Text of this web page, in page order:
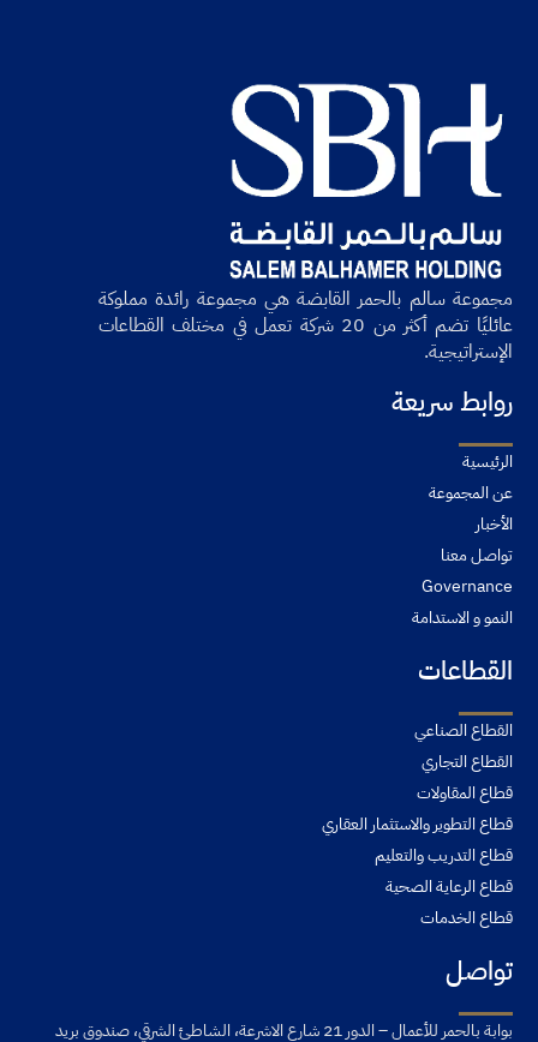
مجموعة سالم بالحمر القابضة هي مجموعة رائدة مملوكة
عائليًا تضم أكثر من 20 شركة تعمل في مختلف القطاعات
الإستراتيجية.
روابط سريعة
الرئيسية
عن المجموعة
الأخبار
تواصل معنا
Governance
النمو و الاستدامة
القطاعات
القطاع الصناعي
القطاع التجاري
قطاع المقاولات
قطاع التطوير والاستثمار العقاري
قطاع التدريب والتعليم
قطاع الرعاية الصحية
قطاع الخدمات
تواصل
بوابة بالحمر للأعمال – الدور 21 شارع الاشرعة، الشاطئ الشرقي، صندوق بريد